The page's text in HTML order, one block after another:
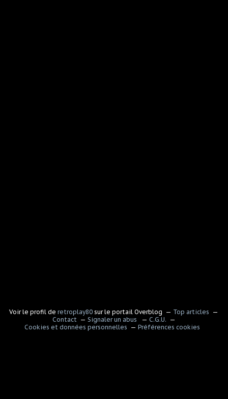
Voir le profil deretroplay80 sur le portail Overblog
Top articles
Contact
Signaler un abus
C.G.U.
Cookies et données personnelles
Préférences cookies